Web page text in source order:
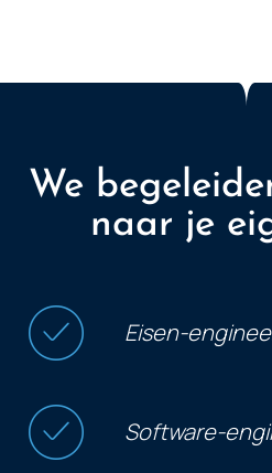
We
naar je
Eisen-
Software-